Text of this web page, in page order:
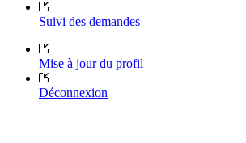
Suivi des demandes
Mise à jour du profil
Déconnexion